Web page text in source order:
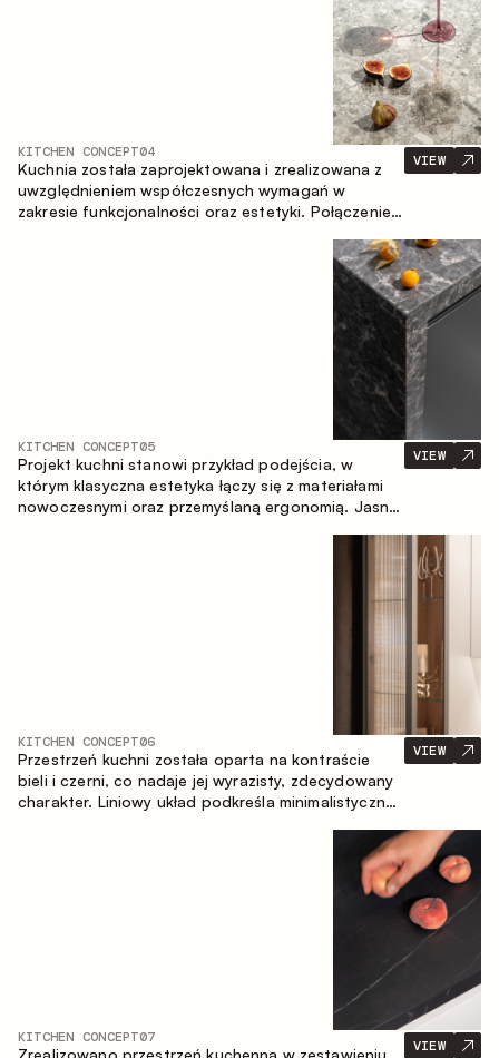
KITCHEN CONCEPT04
Kuchnia została zaprojektowana i zrealizowana z
uwzględnieniem współczesnych wymagań w
zakresie funkcjonalności oraz estetyki. Połączenie
VIEW
KITCHEN CONCEPT05
Projekt kuchni stanowi przykład podejścia, w
którym klasyczna estetyka łączy się z materiałami
nowoczesnymi oraz przemyślaną ergonomią. Jasna
VIEW
KITCHEN CONCEPT06
Przestrzeń kuchni została oparta na kontraście
bieli i czerni, co nadaje jej wyrazisty, zdecydowany
charakter. Liniowy układ podkreśla minimalistyczny i
VIEW
KITCHEN CONCEPT07 VIEW